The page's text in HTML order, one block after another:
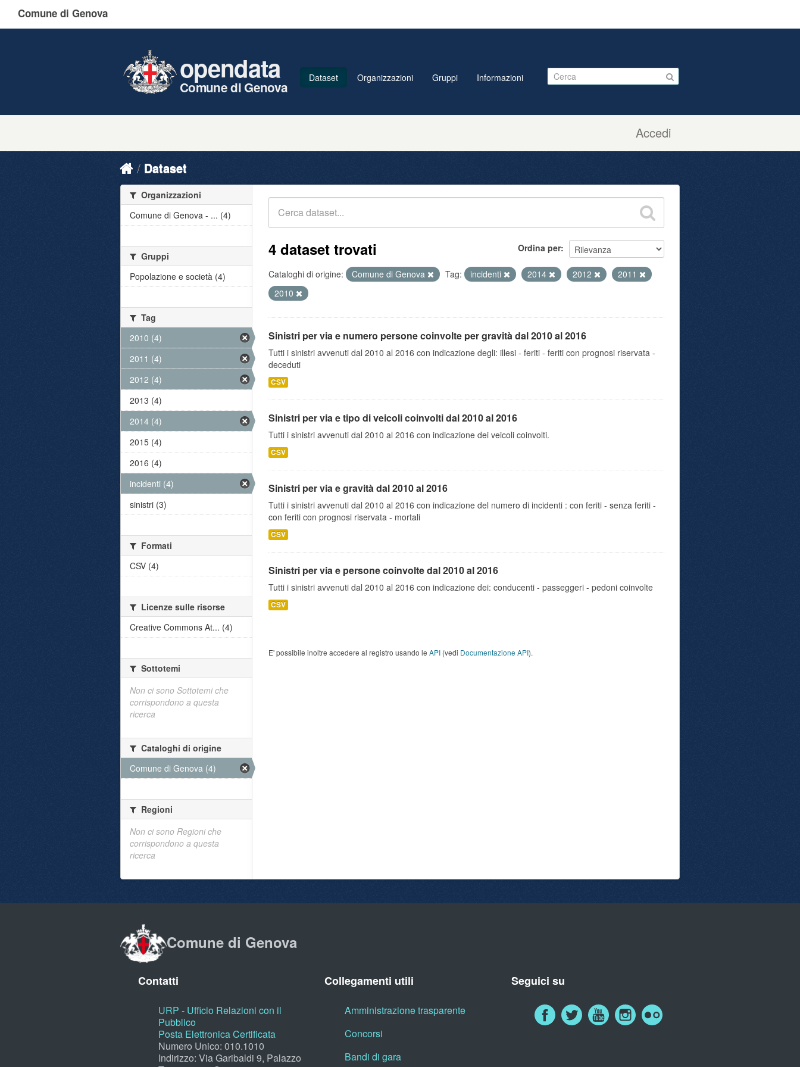
Comune di Genova
Accedi
opendata
Comune di Genova
Dataset Organizzazioni Gruppi Informazioni
Dataset
Ordina per
4 dataset trovati
Cataloghi di origine: Comune di Genova Tag: incidenti 2014 2012
2011
2010
Sinistri per via e numero persone coinvolte per gravità dal 2010 al 2016
Tutti i sinistri avvenuti dal 2010 al 2016 con indicazione degli: illesi - feriti - feriti con prognosi riservata -
deceduti
CSV
Sinistri per via e tipo di veicoli coinvolti dal 2010 al 2016
Tutti i sinistri avvenuti dal 2010 al 2016 con indicazione dei veicoli coinvolti.
CSV
Sinistri per via e gravità dal 2010 al 2016
Tutti i sinistri avvenuti dal 2010 al 2016 con indicazione del numero di incidenti : con feriti - senza feriti -
con feriti con prognosi riservata - mortali
CSV
Sinistri per via e persone coinvolte dal 2010 al 2016
Tutti i sinistri avvenuti dal 2010 al 2016 con indicazione dei: conducenti - passeggeri - pedoni coinvolte
CSV
E' possibile inoltre accedere al registro usando le API (vedi Documentazione API).
Organizzazioni
Comune di Genova - ... (4)
Gruppi
Popolazione e società (4)
Tag
2010 (4)
2011 (4)
2012 (4)
2013 (4)
2014 (4)
2015 (4)
2016 (4)
incidenti (4)
sinistri (3)
Formati
CSV (4)
Licenze sulle risorse
Creative Commons At... (4)
Sottotemi
Non ci sono Sottotemi che
corrispondono a questa
ricerca
Cataloghi di origine
Comune di Genova (4)
Regioni
Non ci sono Regioni che
corrispondono a questa
ricerca
Comune di Genova
Contatti
URP - Ufficio Relazioni con il
Pubblico
Posta Elettronica Certificata
Numero Unico: 010.1010
Indirizzo: Via Garibaldi 9, Palazzo
Collegamenti utili
Amministrazione trasparente
Concorsi
Bandi di gara
Seguici su